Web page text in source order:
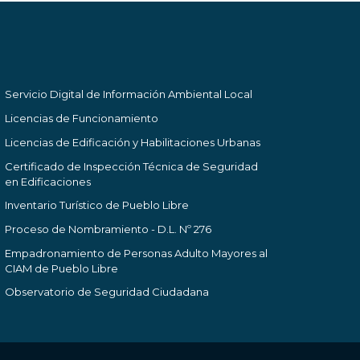
Servicio Digital de Información Ambiental Local
Licencias de Funcionamiento
Licencias de Edificación y Habilitaciones Urbanas
Certificado de Inspección Técnica de Seguridad
en Edificaciones
Inventario Turístico de Pueblo Libre
Proceso de Nombramiento - D.L. Nº 276
Empadronamiento de Personas Adulto Mayores al
CIAM de Pueblo Libre
Observatorio de Seguridad Ciudadana